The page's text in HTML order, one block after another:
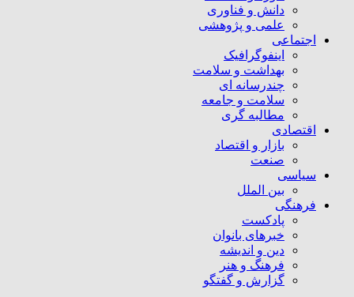
دانش و فناوری
علمی و پژوهشی
اجتماعی
اینفوگرافیک
بهداشت و سلامت
چندرسانه ای
سلامت و جامعه
مطالبه گری
اقتصادی
بازار و اقتصاد
صنعت
سیاسی
بین الملل
فرهنگی
پادکست
خبرهای بانوان
دین و اندیشه
فرهنگ و هنر
گزارش و گفتگو